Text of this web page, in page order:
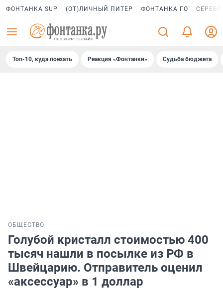
ФОНТАНКА SUP (ОТ)ЛИЧНЫЙ ПИТЕР ФОНТАНКА ГО
Топ-10, куда поехать Реакция «Фонтанки» Судьба бюджета
ОБЩЕСТВО
Голубой кристалл стоимостью 400
тысяч нашли в посылке из РФ в
Швейцарию. Отправитель оценил
«аксессуар» в 1 доллар